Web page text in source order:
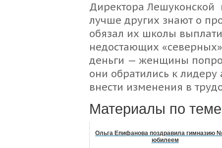
Директора Лешуконской
лучше других знают о
обязал их школы
недостающих
деньги — женщины
они обратились к лидеру
внести изменения в
Материалы по
Ольга Епифанова поздравила гимназию
юбилеем